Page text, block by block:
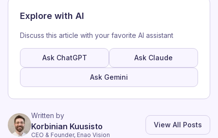
Explore with AI
Discuss this article with your favorite AI assistant
Ask ChatGPT Ask Claude
Ask Gemini
Written by
Korbinian Kuusisto
CEO & Founder, Enao Vision
View All Posts